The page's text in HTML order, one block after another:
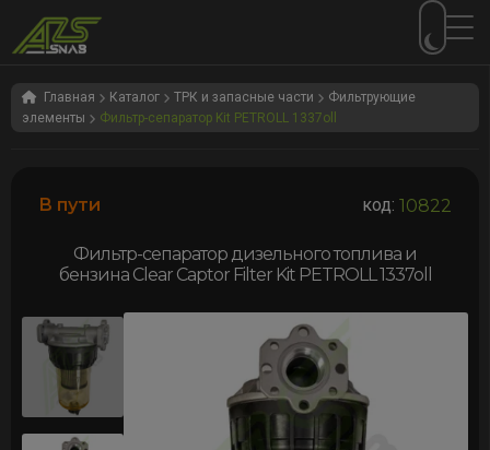
Перейти
Перейти
содержимому
Главная Каталог ТРК и запасные части
Фильтрующие
элементы
Фильтр-сепаратор Kit PETROLL 1337oll
В пути код: 10822
Фильтр-сепаратор дизельного топлива и
бензина Clear Captor Filter Kit PETROLL 1337oll